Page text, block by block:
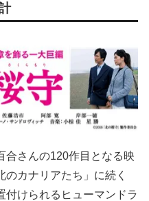
合さんの120作目となる映
カナリアたち」に続く
付けられるヒューマンドラ